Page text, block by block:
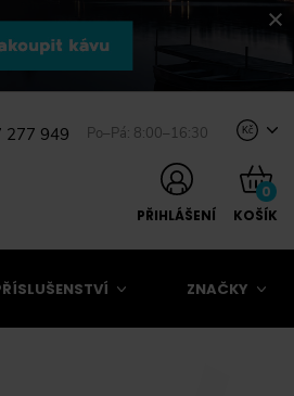
277 949 Po–Pá: 8:00–16:30 Kč
PŘIHLÁŠENÍ
0
KOŠÍK
ZNAČKY